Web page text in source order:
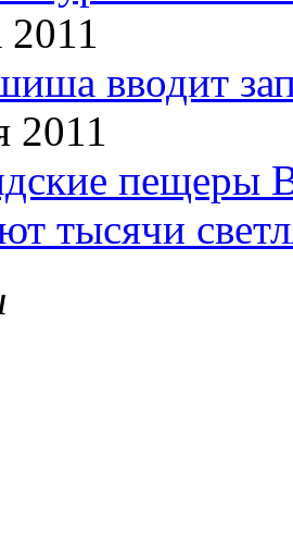
2011
вводит
2011
пещеры
тысячи